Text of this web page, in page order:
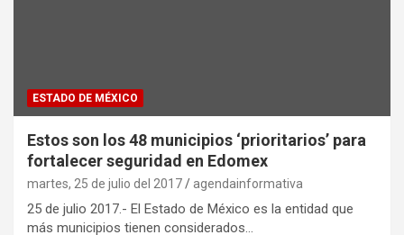
ESTADO DE MÉXICO
Estos son los 48 municipios ‘prioritarios’ para
fortalecer seguridad en Edomex
martes, 25 de julio del 2017 agendainformativa
25 de julio 2017.- El Estado de México es la entidad que
más municipios tienen considerados…